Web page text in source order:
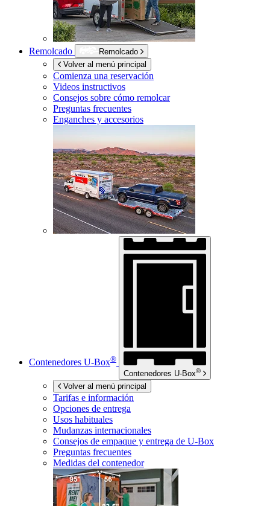
Remolcado
Remolcado
Volver al menú principal
Comienza una reservación
Videos instructivos
Consejos sobre cómo remolcar
Preguntas frecuentes
Enganches y accesorios
Contenedores U-Box®
Contenedores U-Box®
Volver al menú principal
Tarifas e información
Opciones de entrega
Usos habituales
Mudanzas internacionales
Consejos de empaque y entrega de U-Box
Preguntas frecuentes
Medidas del contenedor